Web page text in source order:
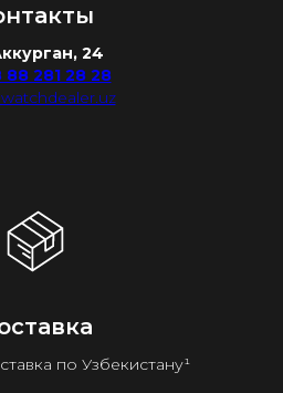
24
88 281 28 28
по Узбекистану¹